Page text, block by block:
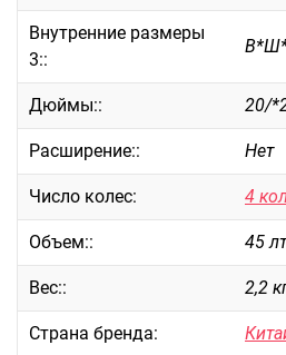
Бьюти-
Сумки
Сумки
Сумки
Сумки
Сумки
Сумки
Сумки для
Сумки-
Внутренние размеры
3::
Дюймы:: 20/
Расширение:: Нет
Число колес: 4
Объем:: 45
Вес:: 2,2
Страна бренда: